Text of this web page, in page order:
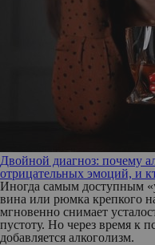
Двойной диагноз: почему
отрицательных эмоций, и
Иногда самым доступным
вина или рюмка крепкого
мгновенно снимает
пустоту. Но через время к
добавляется алкоголизм.